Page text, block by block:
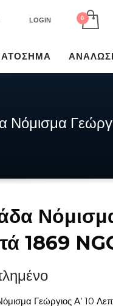
LOGIN
Νόμισμα
1869
Γεώργιος Α’ 10